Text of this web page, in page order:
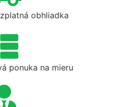
obhliadka
ponuka na mieru